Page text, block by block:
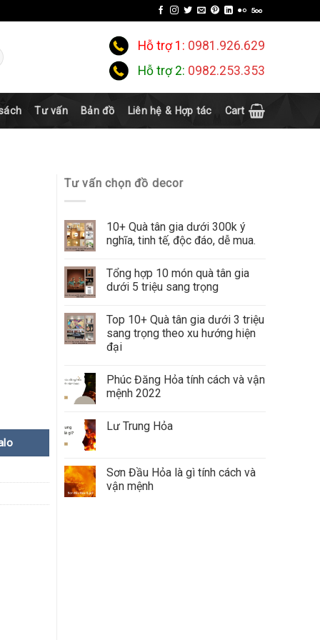
Hỗ trợ 1: 0981.926.629
Hỗ trợ 2: 0982.253.353
Tư vấn Bản đồ Liên hệ & Hợp tác Cart
Tư vấn chọn đồ decor
10+ Quà tân gia dưới 300k ý
nghĩa, tinh tế, độc đáo, dễ mua.
Tổng hợp 10 món quà tân gia
dưới 5 triệu sang trọng
Top 10+ Quà tân gia dưới 3 triệu
sang trọng theo xu hướng hiện
đại
Phúc Đăng Hỏa tính cách và vận
mệnh 2022
Lư Trung Hỏa
Sơn Đầu Hỏa là gì tính cách và
vận mệnh